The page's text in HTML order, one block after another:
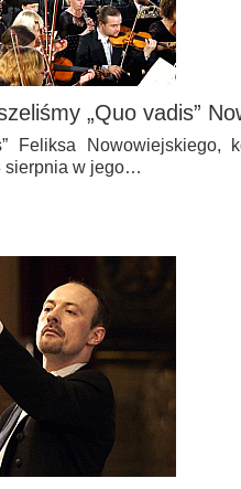
„Quo vadis”
Feliksa Nowowiejskiego,
sierpnia w jego…